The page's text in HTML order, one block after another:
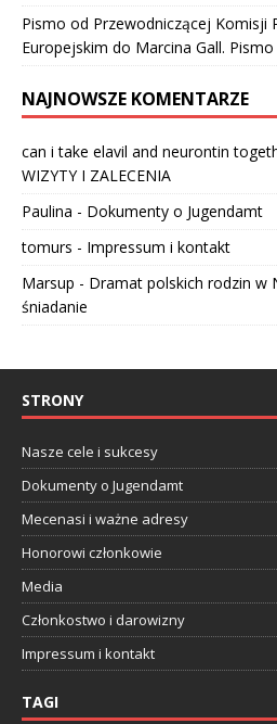
Pismo od Przewodniczącej Komisji
Europejskim do Marcina Gall.
NAJNOWSZE KOMENTARZE
can i take elavil and neurontin
WIZYTY I ZALECENIA
Paulina - Dokumenty o Jugendamt
tomurs - Impressum i kontakt
Marsup - Dramat polskich rodzin w
śniadanie
STRONY
Nasze cele i sukcesy
Dokumenty o Jugendamt
Mecenasi i ważne adresy
Honorowi członkowie
Media
Członkostwo i darowizny
Impressum i kontakt
TAGI